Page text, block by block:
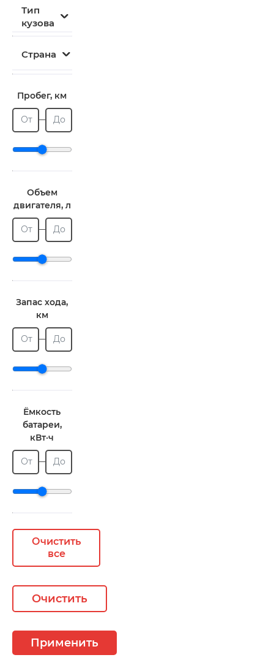
Тип
кузова
Страна
Пробег, км
От До
Объем
двигателя, л
От До
Запас хода,
км
От До
Ёмкость
батареи,
кВт·ч
От До
Очистить
все
Очистить
Применить